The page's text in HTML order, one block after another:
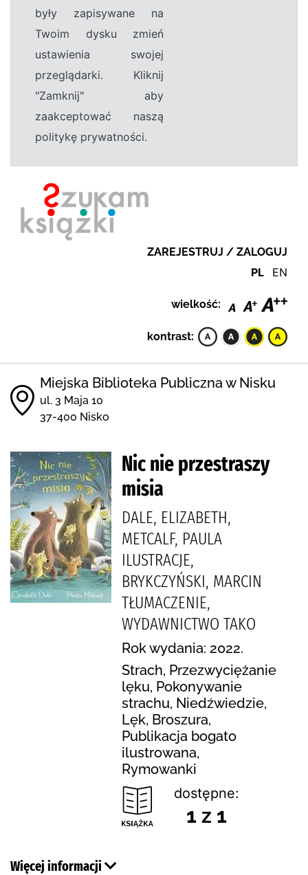
były zapisywane na
Twoim dysku zmień
ustawienia swojej
przeglądarki. Kliknij
"Zamknij" aby
zaakceptować naszą
politykę prywatności.
ZAREJESTRUJ / ZALOGUJ
PL EN
wielkość:
kontrast:
Miejska Biblioteka Publiczna w Nisku
ul. 3 Maja 10
37-400 Nisko
Nic nie przestraszy
misia
DALE, ELIZABETH,
METCALF, PAULA
ILUSTRACJE,
BRYKCZYŃSKI, MARCIN
TŁUMACZENIE,
WYDAWNICTWO TAKO
Rok wydania: 2022.
Strach, Przezwyciężanie
lęku, Pokonywanie
strachu, Niedźwiedzie,
Lęk, Broszura,
Publikacja bogato
ilustrowana,
Rymowanki
dostępne:
1 z 1
Więcej informacji